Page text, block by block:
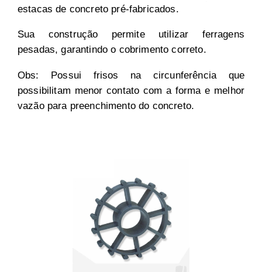
estacas de concreto pré-fabricados.
Sua construção permite utilizar ferragens
pesadas, garantindo o cobrimento correto.
Obs: Possui frisos na circunferência que
possibilitam menor contato com a forma e melhor
vazão para preenchimento do concreto.